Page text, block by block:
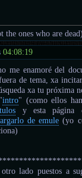
the ones who are
04:08:19
me enamoré del
de tema, xa
xa tu próxima
intro" (como ellos
y esta página
de emule (yo
lado puestos a